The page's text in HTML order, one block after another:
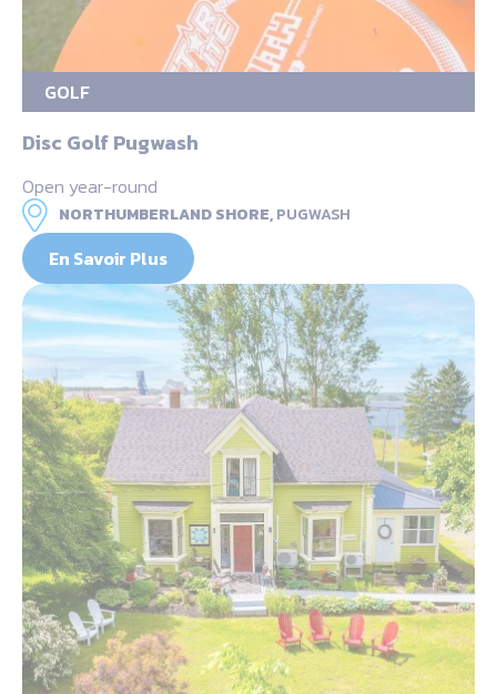
GOLF
Disc Golf Pugwash
Open year-round
NORTHUMBERLAND SHORE,PUGWASH
En Savoir Plus